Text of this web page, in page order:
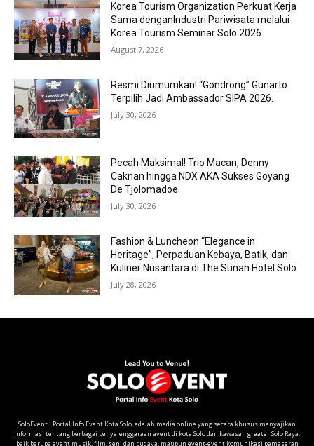
Korea Tourism Organization Perkuat Kerja
Sama denganIndustri Pariwisata melalui
Korea Tourism Seminar Solo 2026
August 7, 2026
Resmi Diumumkan! “Gondrong” Gunarto
Terpilih Jadi Ambassador SIPA 2026.
July 30, 2026
Pecah Maksimal! Trio Macan, Denny
Caknan hingga NDX AKA Sukses Goyang
De Tjolomadoe.
July 30, 2026
Fashion & Luncheon “Elegance in
Heritage”, Perpaduan Kebaya, Batik, dan
Kuliner Nusantara di The Sunan Hotel Solo
July 28, 2026
SoloEvent I Portal Info Event Kota Solo, adalah media online yang secara khusus menyajikan
informasi tentang berbagai penyelenggaraan event di kota Solo dan kawasan greater Solo Raya;
baik berupa event musik, film, seni dan budaya, maupun event-event komunikasi pemasaran